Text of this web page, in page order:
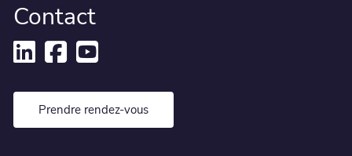
Contact
Prendre rendez-vous